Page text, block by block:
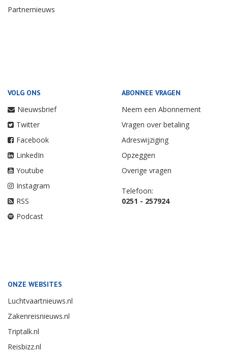
Partnernieuws
VOLG ONS
Nieuwsbrief
Twitter
Facebook
LinkedIn
Youtube
Instagram
RSS
Podcast
ABONNEE VRAGEN
Neem een Abonnement
Vragen over betaling
Adreswijziging
Opzeggen
Overige vragen
Telefoon:
0251 - 257924
ONZE WEBSITES
Luchtvaartnieuws.nl
Zakenreisnieuws.nl
Triptalk.nl
Reisbizz.nl